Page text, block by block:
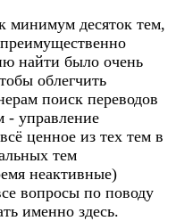
минимум десяток тем,
найти было очень
облегчить
поиск переводов
- управление
ценное из тех тем в
тем
неактивные)
вопросы по поводу
именно здесь.